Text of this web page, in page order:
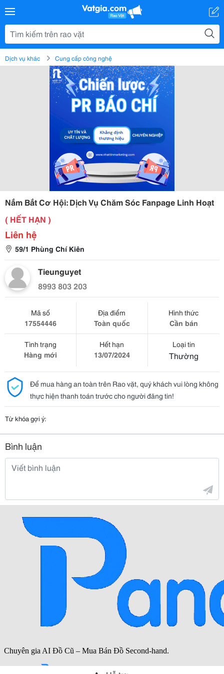
Dịch vụ khác Cung cấp công nghệ
Nắm Bắt Cơ Hội: Dịch Vụ Chăm Sóc Fanpage Linh Hoạt
( HẾT HẠN )
Liên hệ
59/1 Phùng Chí Kiên
Tieunguyet
8993 803 203
Mã số
17554446
Địa điểm
Toàn quốc
Hình thức
Cần bán
Tình trạng
Hàng mới
Hết hạn
13/07/2024
Loại tin
Thường
Để mua hàng an toàn trên Rao vặt, quý khách vui lòng không
thực hiện thanh toán trước cho người đăng tin!
Từ khóa gợi ý:
Bình luận